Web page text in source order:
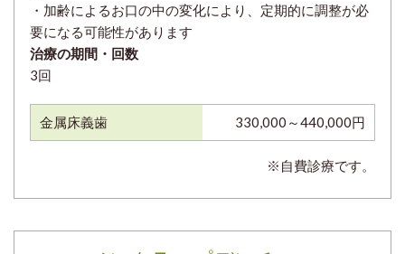
・加齢によるお口の中の変化により、定期的に調整が必
要になる可能性があります
治療の期間・回数
3回
金属床義歯 330,000～440,000円
※自費診療です。